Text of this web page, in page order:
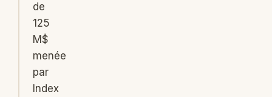
de
125
M$
menée
par
Index